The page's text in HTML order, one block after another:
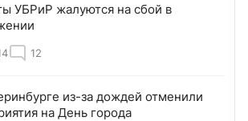
УБРиР жалуются на сбой в
12
из-за дождей отменили
на День города